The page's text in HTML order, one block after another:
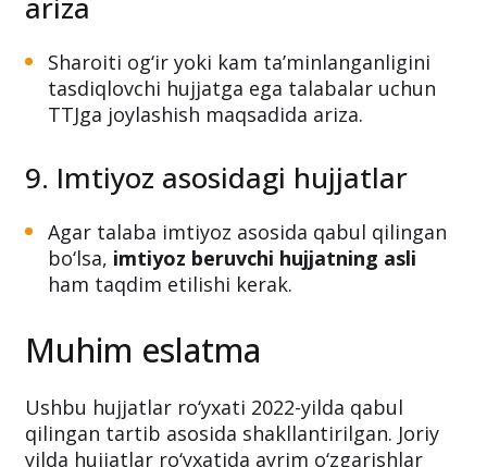
ariza
tasdiqlovchi hujjatga ega talabalar uchun
TTJga joylashish maqsadida ariza.
9. Imtiyoz asosidagi hujjatlar
bo‘lsa,
imtiyoz beruvchi hujjatning asli
ham taqdim etilishi kerak.
Muhim eslatma